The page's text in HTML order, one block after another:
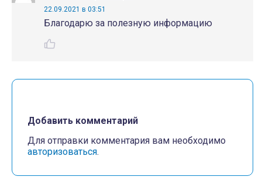
22.09.2021 в 03:51
Благодарю за полезную информацию
Добавить комментарий
Для отправки комментария вам необходимо
авторизоваться.